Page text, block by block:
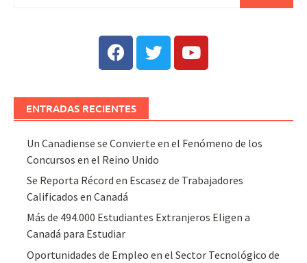
ENTRADAS RECIENTES
Un Canadiense se Convierte en el Fenómeno de los
Concursos en el Reino Unido
Se Reporta Récord en Escasez de Trabajadores
Calificados en Canadá
Más de 494.000 Estudiantes Extranjeros Eligen a
Canadá para Estudiar
Oportunidades de Empleo en el Sector Tecnológico de